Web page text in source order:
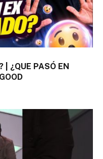
| ¿QUE PASÓ EN